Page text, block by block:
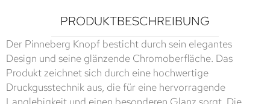
PRODUKTBESCHREIBUNG
Der Pinneberg Knopf besticht durch sein elegantes
Design und seine glänzende Chromoberfläche. Das
Produkt zeichnet sich durch eine hochwertige
Druckgusstechnik aus, die für eine hervorragende